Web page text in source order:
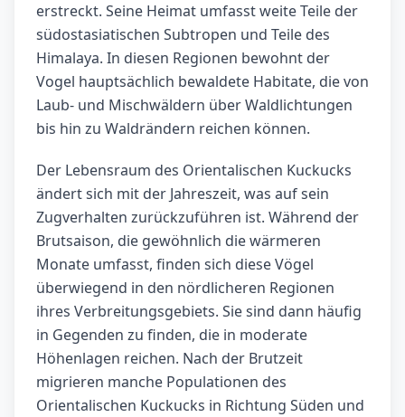
erstreckt. Seine Heimat umfasst weite Teile der
südostasiatischen Subtropen und Teile des
Himalaya. In diesen Regionen bewohnt der
Vogel hauptsächlich bewaldete Habitate, die von
Laub- und Mischwäldern über Waldlichtungen
bis hin zu Waldrändern reichen können.
Der Lebensraum des Orientalischen Kuckucks
ändert sich mit der Jahreszeit, was auf sein
Zugverhalten zurückzuführen ist. Während der
Brutsaison, die gewöhnlich die wärmeren
Monate umfasst, finden sich diese Vögel
überwiegend in den nördlicheren Regionen
ihres Verbreitungsgebiets. Sie sind dann häufig
in Gegenden zu finden, die in moderate
Höhenlagen reichen. Nach der Brutzeit
migrieren manche Populationen des
Orientalischen Kuckucks in Richtung Süden und